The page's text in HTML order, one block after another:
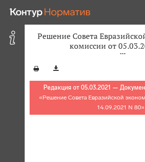
Решение Совета
комиссии от
Редакция от 05.03.2021 —
«Решение Совета Евразийской
14.09.2021 N 80»